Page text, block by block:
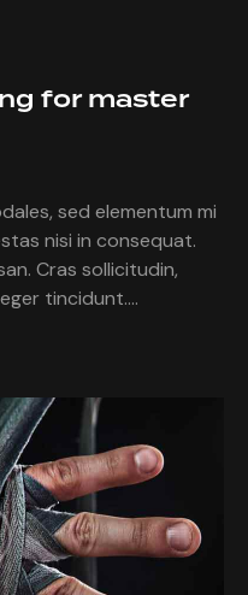
for master
sed elementum mi
nisi in consequat.
Cras sollicitudin,
tincidunt.…